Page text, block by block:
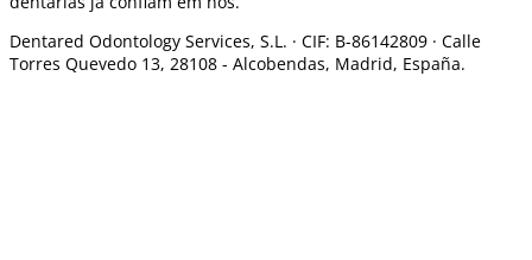
Dentared Odontology Services, S.L. · CIF: B-86142809 · Calle
Torres Quevedo 13, 28108 - Alcobendas, Madrid, España.